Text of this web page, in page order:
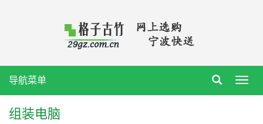
导航菜单
组装电脑